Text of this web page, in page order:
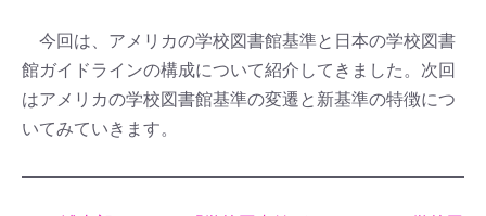
今回は、アメリカの学校図書館基準と日本の学校図書
館ガイドラインの構成について紹介してきました。次回
はアメリカの学校図書館基準の変遷と新基準の特徴につ
いてみていきます。